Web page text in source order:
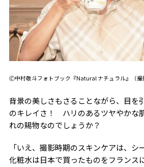
🄫中村敬斗フォトブック『Natural ナチュラル』（撮
背景の美しさもさることながら、目を
のキレイさ！ ハリのあるツヤやかな
れの賜物なのでしょうか？
「いえ、撮影時期のスキンケアは、シ
化粧水は日本で買ったものをフランス